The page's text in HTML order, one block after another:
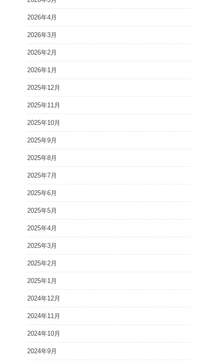
2026年4月
2026年3月
2026年2月
2026年1月
2025年12月
2025年11月
2025年10月
2025年9月
2025年8月
2025年7月
2025年6月
2025年5月
2025年4月
2025年3月
2025年2月
2025年1月
2024年12月
2024年11月
2024年10月
2024年9月